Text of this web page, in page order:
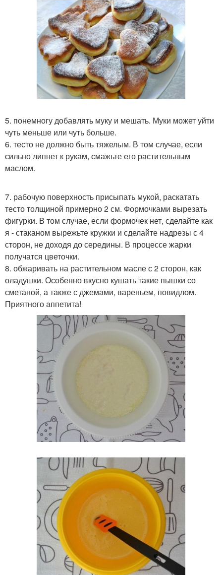
5. понемногу добавлять муку и мешать. Муки может уйти
чуть меньше или чуть больше.
6. тесто не должно быть тяжелым. В том случае, если
сильно липнет к рукам, смажьте его растительным
маслом.
7. рабочую поверхность присыпать мукой, раскатать
тесто толщиной примерно 2 см. Формочками вырезать
фигурки. В том случае, если формочек нет, сделайте как
я - стаканом вырежьте кружки и сделайте надрезы с 4
сторон, не доходя до середины. В процессе жарки
получатся цветочки.
8. обжаривать на растительном масле с 2 сторон, как
оладушки. Особенно вкусно кушать такие пышки со
сметаной, а также с джемами, вареньем, повидлом.
Приятного аппетита!